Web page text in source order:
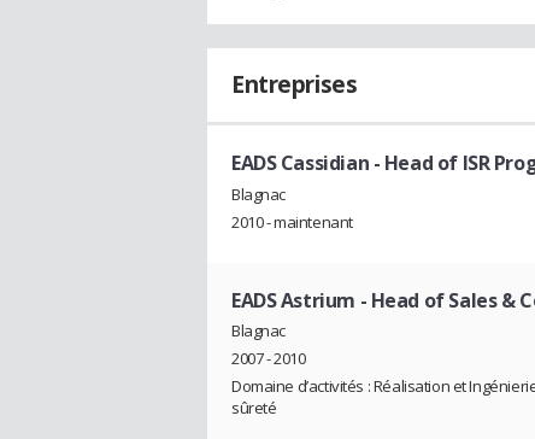
Entreprises
EADS Cassidian - Head of ISR
Blagnac
2010 - maintenant
EADS Astrium - Head of Sales &
Blagnac
2007 - 2010
Domaine d’activités : Réalisation et
sûreté